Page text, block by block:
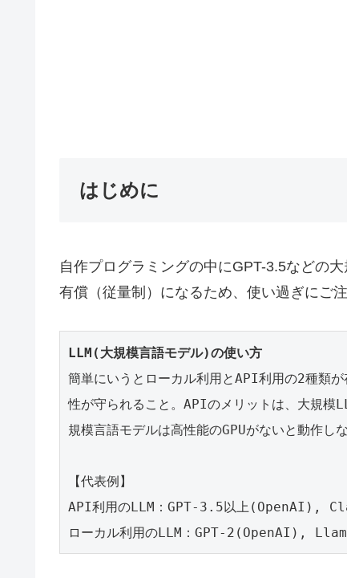
はじめに
自作プログラミングの中にGPT-3.5などの
有償（従量制）になるため、使い過ぎにご注
LLM(大規模言語モデル)の使い方
簡単にいうとローカル利用とAPI利用の2種類
性が守られること。APIのメリットは、大規模
規模言語モデルは高性能のGPUがないと動作し
【代表例】
API利用のLLM：GPT-3.5以上
ローカル利用のLLM：GPT-2(OpenAI),